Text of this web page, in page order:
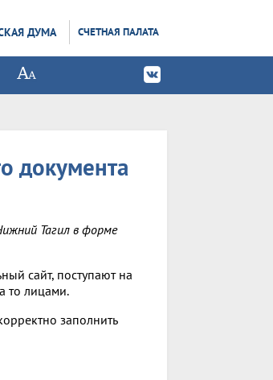
ДУМА СЧЕТНАЯ ПАЛАТА
документа
Тагил в форме
сайт, поступают на
то лицами.
заполнить